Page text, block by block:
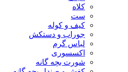
کلاه
ست
کیف و کوله
جوراب و دستکش
لباس گرم
اکسسوری
شورت بچه گانه